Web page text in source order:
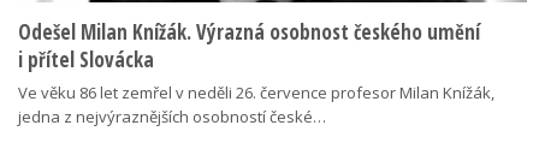
Odešel Milan Knížák. Výrazná osobnost českého umění
i přítel Slovácka
Ve věku 86 let zemřel v neděli 26. července profesor Milan Knížák,
jedna z nejvýraznějších osobností české…